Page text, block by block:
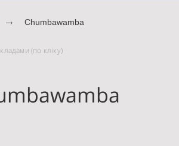
Chumbawamba
(по кліку)